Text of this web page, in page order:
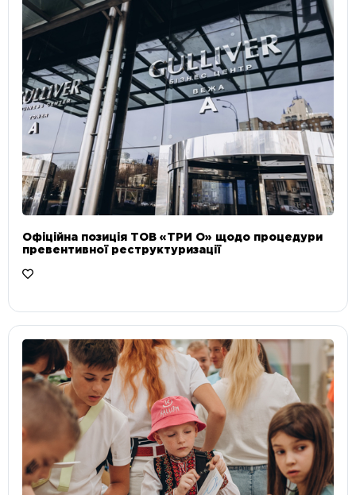
Офіційна позиція ТОВ «ТРИ О» щодо процедури
превентивної реструктуризації